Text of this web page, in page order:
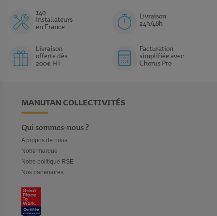
140
installateurs
en France
Livraison
24h/48h
Livraison
offerte dès
200€ HT
Facturation
simplifiée avec
Chorus Pro
MANUTAN COLLECTIVITÉS
Qui sommes-nous ?
A propos de nous
Notre marque
Notre politique RSE
Nos partenaires